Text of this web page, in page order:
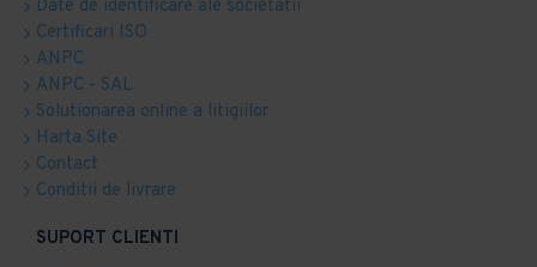
Date de identificare ale societatii
Certificari ISO
ANPC
ANPC - SAL
Solutionarea online a litigiilor
Harta Site
Contact
Conditii de livrare
SUPORT CLIENTI